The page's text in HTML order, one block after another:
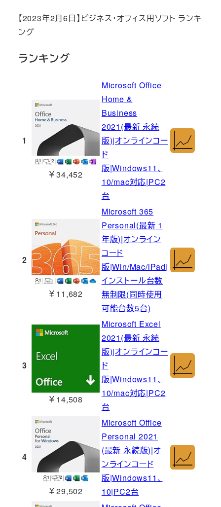
【2023年2月6日】ビジネス・オフィス用ソフト ランキ
ング
ランキング
1
￥34,452
Microsoft Office
Home &
Business
2021(最新 永続
版)|オンラインコー
ド
版|Windows11、
10/mac対応|PC2
台
2
￥11,682
Microsoft 365
Personal(最新 1
年版)|オンライン
コード
版|Win/Mac/iPad|
インストール台数
無制限(同時使用
可能台数5台)
3
￥14,508
Microsoft Excel
2021(最新 永続
版)|オンラインコー
ド
版|Windows11、
10/mac対応|PC2
台
4
￥29,502
Microsoft Office
Personal 2021
(最新 永続版)|オ
ンラインコード
版|Windows11、
10|PC2台